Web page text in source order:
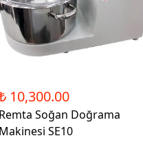
10,300.00
Remta Soğan Doğrama
Makinesi SE10